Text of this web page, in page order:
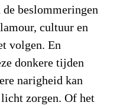
beslommeringen
cultuur en
volgen. En
donkere tijden
narigheid kan
zorgen. Of het